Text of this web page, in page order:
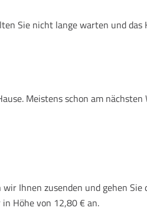
Sie nicht lange warten und das
Meistens schon am
Ihnen zusenden und gehen
Höhe von 12,80 € an.